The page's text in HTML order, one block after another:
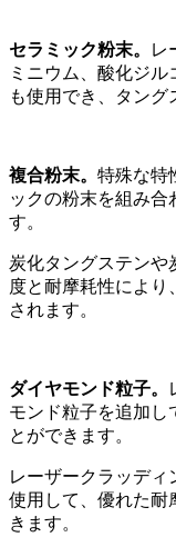
セラミック粉末。
レ
ミニウム、酸化ジ
も使用でき、タング
複合粉末。 特殊な特
ックの粉末を組み合
す。
炭化タングステンや
度と耐摩耗性により
されます。
ダイヤモンド粒子。
モンド粒子を追加し
とができます。
レーザークラッディ
使用して、優れた耐
きます。